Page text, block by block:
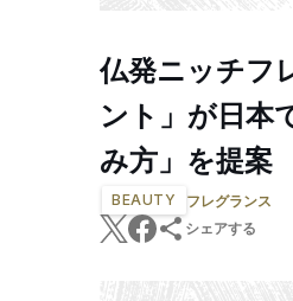
仏発ニッチフ
ント」が日本
み方」を提案
BEAUTY
フレグランス
シェアする